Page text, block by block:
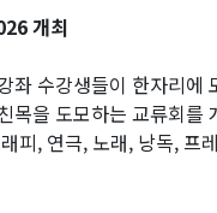
개최
좌 수강생들이 한자리에
목을 도모하는 교류회를
피, 연극, 노래, 낭독, 프